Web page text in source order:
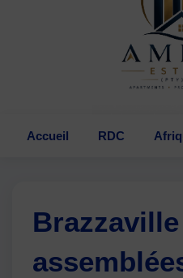
Accueil RDC